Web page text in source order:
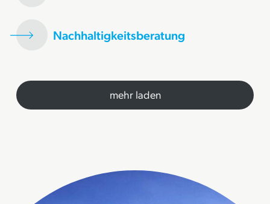
Nachhaltigkeitsberatung
mehr laden